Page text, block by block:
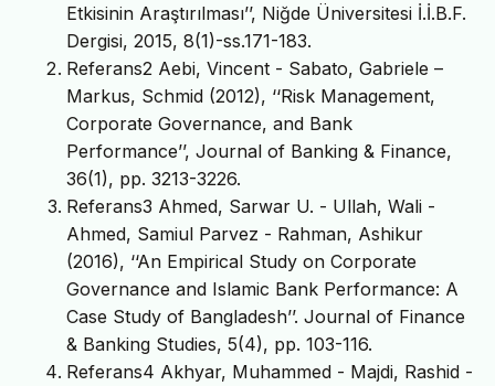
Etkisinin Araştırılması’’, Niğde Üniversitesi İ.İ.B.F.
Dergisi, 2015, 8(1)-ss.171-183.
Referans2 Aebi, Vincent - Sabato, Gabriele –
Markus, Schmid (2012), ‘‘Risk Management,
Corporate Governance, and Bank
Performance’’, Journal of Banking & Finance,
36(1), pp. 3213-3226.
Referans3 Ahmed, Sarwar U. - Ullah, Wali -
Ahmed, Samiul Parvez - Rahman, Ashikur
(2016), ‘‘An Empirical Study on Corporate
Governance and Islamic Bank Performance: A
Case Study of Bangladesh’’. Journal of Finance
& Banking Studies, 5(4), pp. 103-116.
Referans4 Akhyar, Muhammed - Majdi, Rashid -